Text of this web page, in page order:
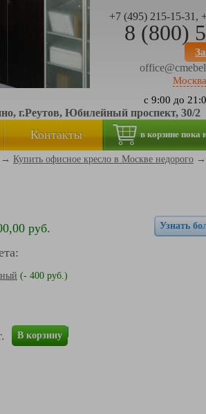
+7 (495) 215-15-31,
8 (800)
Москва
с 9:00 до
г.Реутов, Юбилейный проспект, 30/2
Контакты в корзине пока
→ Купить офисное кресло в Москве недорого →
руб.
(- 400 руб.)
В корзину
Узнать